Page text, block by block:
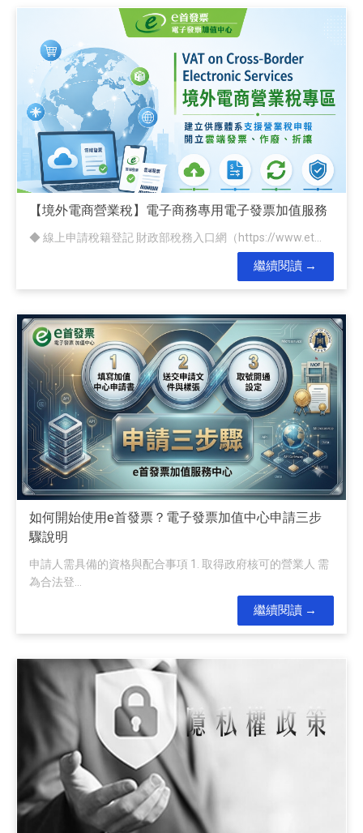
【境外電商營業稅】電子商務專用電子發票加值服務
◆ 線上申請稅籍登記 財政部稅務入口網（https://www.et...
繼續閱讀
如何開始使用e首發票？電子發票加值中心申請三步
驟說明
申請人需具備的資格與配合事項 1. 取得政府核可的營業人 需
為合法登...
繼續閱讀